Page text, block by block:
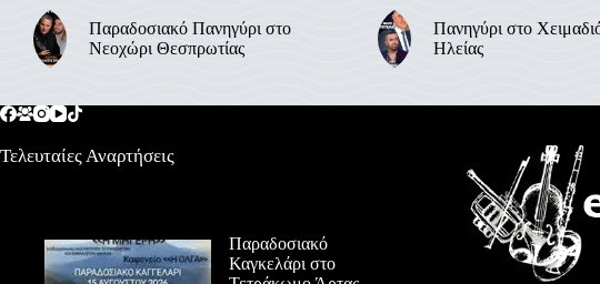
Παραδοσιακό Πανηγύρι στο
Νεοχώρι Θεσπρωτίας
Πανηγύρι στο
Ηλείας
Τελευταίες Αναρτήσεις
Παραδοσιακό
Καγκελάρι στο